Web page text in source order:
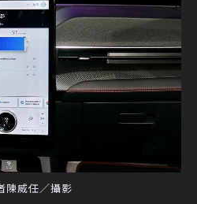
陳威任／攝影